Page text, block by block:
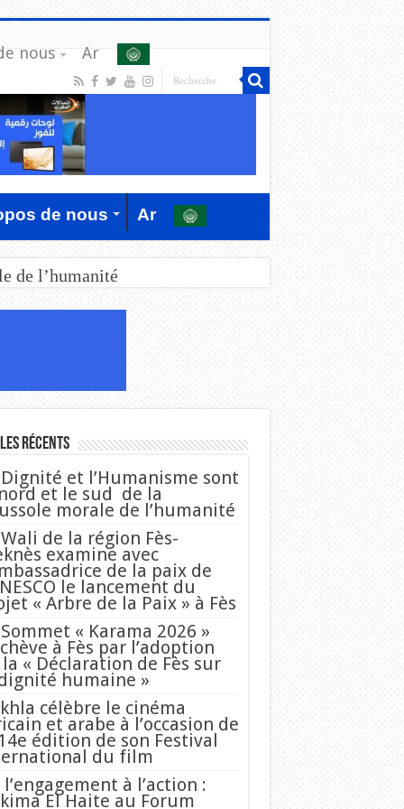
nous Ar
de nous Ar
de l’humanité
Récents
Dignité et l’Humanisme sont
et le sud de la
morale de l’humanité
Wali de la région Fès-
examine avec
de la paix de
le lancement du
« Arbre de la Paix » à Fès
« Karama 2026 »
à Fès par l’adoption
« Déclaration de Fès sur
humaine »
célèbre le cinéma
et arabe à l’occasion de
édition de son Festival
du film
l’engagement à l’action :
El Haite au Forum